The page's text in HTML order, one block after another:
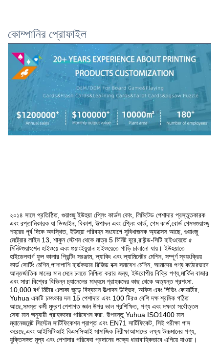
কোম্পানির প্রোফাইল
২০১৪ সালে প্রতিষ্ঠিত, গুয়াংজু ইউহুয়া প্লেিং কার্ডস কোং, লিমিটেড পেশাদার প্রস্তুতকারক
এবং রপ্তানিকারক যা ডিজাইন, বিকাশ, উত্পাদন এবং প্লেিং কার্ড, গেম কার্ড,বোর্ড গেমসগুয়াংজু
শহরের পূর্ব দিকে অবস্থিত, ইউহুয়া পরিবহন সংযোগে সুবিধাজনক অ্যাক্সেস আছে, গুয়াংজু
মেট্রোর লাইন 13, শাকুন স্টেশন থেকে মাত্র 5 মিনিট দূরে,রাউন্ড-সিটি হাইওয়েতে ৫
মিনিটগুয়াংশেন হাইওয়ে এবং গুয়াংইয়ুয়ান হাইওয়েতে গাড়ি চালানো যায়। ইউহুয়াতে
হাইডেলবার্গ ফুল কালার প্রিন্টিং সরঞ্জাম, ল্যাকিং এবং ল্যামিনেটর মেশিন, সম্পূর্ণ স্বয়ংক্রিয়
কার্ড সোর্টিং মেশিন,পাশাপাশি হার্ডকভার রিজিড বক্স সমাবেশ মেশিন, আমাদের পণ্য কঠোরভাবে
আন্তর্জাতিক মানের মান মেনে চলতে নিশ্চিত করার জন্য, ইউরোপীয় বিক্রি পণ্য,মার্কিন বাজার
এবং সারা বিশ্বের বিভিন্ন চ্যানেলের মাধ্যমে গ্রাহকদের কাছ থেকে অত্যন্ত প্রশংসা.
10,000 বর্গ মিটার এলাকা জুড়ে বিদ্যমান উত্পাদন উদ্ভিদ, অফিস এবং লিভিং কোয়ার্টার,
Yuhua একটি চমৎকার দল 15 পেশাদার এবং 100 টিরও বেশি দক্ষ শ্রমিক গঠিত
আছে,সমস্ত কর্মী মুদ্রণ পেশাগত জ্ঞান উপর ভাল প্রশিক্ষিত, পণ্য এবং দক্ষতা সর্বোত্তম
সেবা মান অনুযায়ী গ্রাহকদের পরিবেশন করা. উপরন্তু Yuhua ISO1400 মান
ম্যানেজমেন্ট সিস্টেম সার্টিফিকেশন প্রাপ্ত এবং EN71 সার্টিফিকেট, সিই পরীক্ষা পাস
করেছে,এবং আইসিটিআই বিএসসিআই সামাজিক নিরীক্ষাআমাদের লক্ষ্য উচ্চমানের পণ্য,
যুক্তিসঙ্গত মূল্য এবং পেশাদার পরিষেবা প্রদানের লক্ষ্যে ধারাবাহিকভাবে এগিয়ে যাওয়া।